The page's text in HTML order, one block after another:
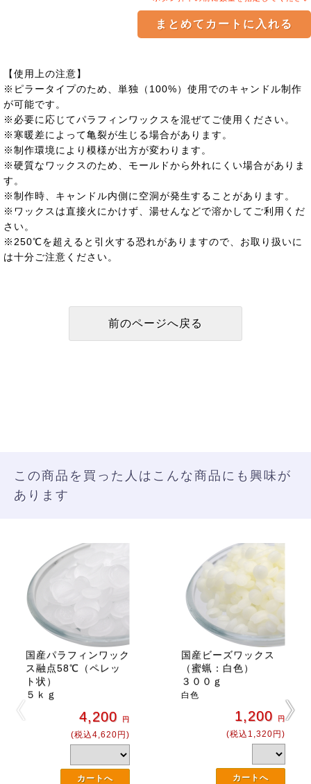
【使用上の注意】
※ピラータイプのため、単独（100%）使用でのキャンドル制作
が可能です。
※必要に応じてパラフィンワックスを混ぜてご使用ください。
※寒暖差によって亀裂が生じる場合があります。
※制作環境により模様が出方が変わります。
※硬質なワックスのため、モールドから外れにくい場合がありま
す。
※制作時、キャンドル内側に空洞が発生することがあります。
※ワックスは直接火にかけず、湯せんなどで溶かしてご利用くだ
さい。
※250℃を超えると引火する恐れがありますので、お取り扱いに
は十分ご注意ください。
この商品を買った人はこんな商品にも興味が
あります
国産パラフィンワック
ス融点58℃（ペレッ
ト状）
５ｋｇ
4,200 円
(税込4,620円)
国産ビーズワックス
（蜜蝋：白色）
３００ｇ
白色
1,200 円
(税込1,320円)